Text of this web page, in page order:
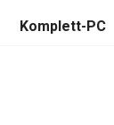
Komplett-PC